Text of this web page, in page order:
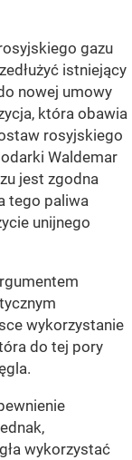
gazu
istniejący
nowej umowy
która obawia
rosyjskiego
Waldemar
jest zgodna
tego paliwa
unijnego
wykorzystanie
do tej pory
wykorzystać